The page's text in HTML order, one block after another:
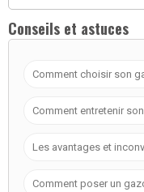
Conseils et astuces
Comment choisir son
Comment entretenir
Les avantages et
Comment poser un